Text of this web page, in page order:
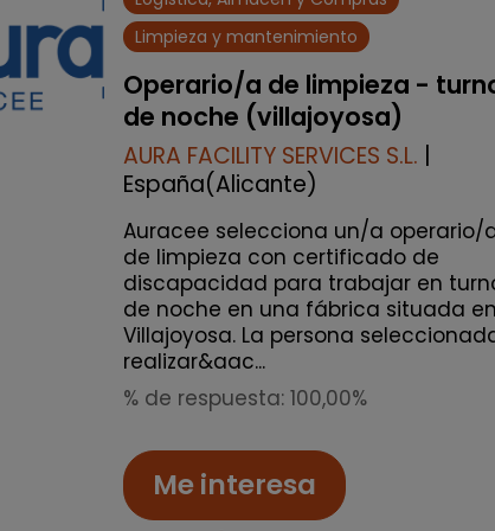
Limpieza y mantenimiento
Operario/a de limpieza -
de noche (villajoyosa)
AURA FACILITY SERVICES S.L. |
España(Alicante)
Auracee selecciona un/a operario/
de limpieza con certificado de
discapacidad para trabajar en
de noche en una fábrica situada en
Villajoyosa. La persona
realizar&aac...
% de respuesta: 100,00%
Me interesa